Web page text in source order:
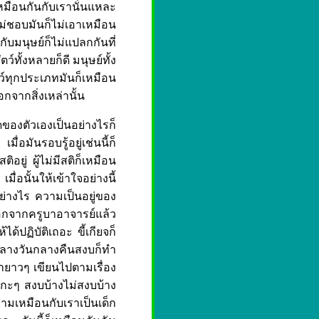
อนกันกับเรานั่นแหละ
อบมันก็ไม่เอาเหมือน
บมนุษย์ก็ไม่แปลกกันที่
ว์ทั้งหลายก็ดี มนุษย์ทั้ง
กประเภทมันก็เหมือน
จากสิ่งเหล่านั้น
งตัวเองเป็นอย่างไรก็
มื่อมันรอบรู้อยู่เช่นนี้ก็
ติอยู่ ผู้ไม่มีสติก็เหมือน
อนั้นให้เข้าใจอย่างนี้
งไร ความเป็นอยู่ของ
ากครูบาอาจารย์แล้ว
ด้ปฏิบัติเถอะ ขี้เกียจก็
างวันกลางคืนสงบก็ทำ
าวๆ เขียนไปตามเรื่อง
ๆ สงบบ้างไม่สงบบ้าง
หมือนกับเราเป็นเด็ก